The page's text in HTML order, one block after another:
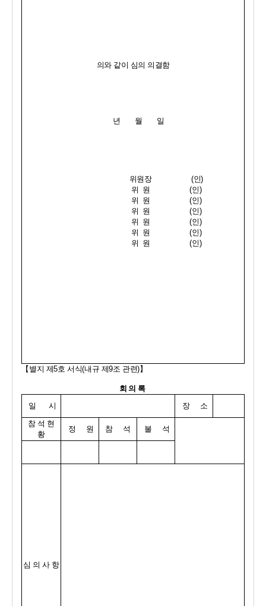
의와 같이 심의 의결함
년       월       일
위원장 (인)
위  원 (인)
위  원 (인)
위  원 (인)
위  원 (인)
위  원 (인)
위  원 (인)
【 별지 제5호 서식(내규 제9조 관련)】
회 의 록
일      시
장     소
참 석 현
황
정     원 참     석 불     석
심 의 사 항